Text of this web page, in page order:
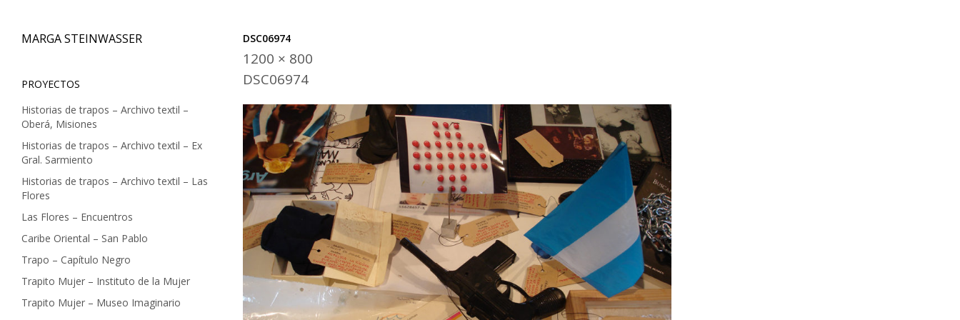
MARGA STEINWASSER
to
content
PROYECTOS
Historias de trapos – Archivo textil –
Oberá, Misiones
Historias de trapos – Archivo textil – Ex
Gral. Sarmiento
Historias de trapos – Archivo textil – Las
Flores
Las Flores – Encuentros
Caribe Oriental – San Pablo
Trapo – Capítulo Negro
Trapito Mujer – Instituto de la Mujer
Trapito Mujer – Museo Imaginario
DSC06974
1200 × 800
DSC06974